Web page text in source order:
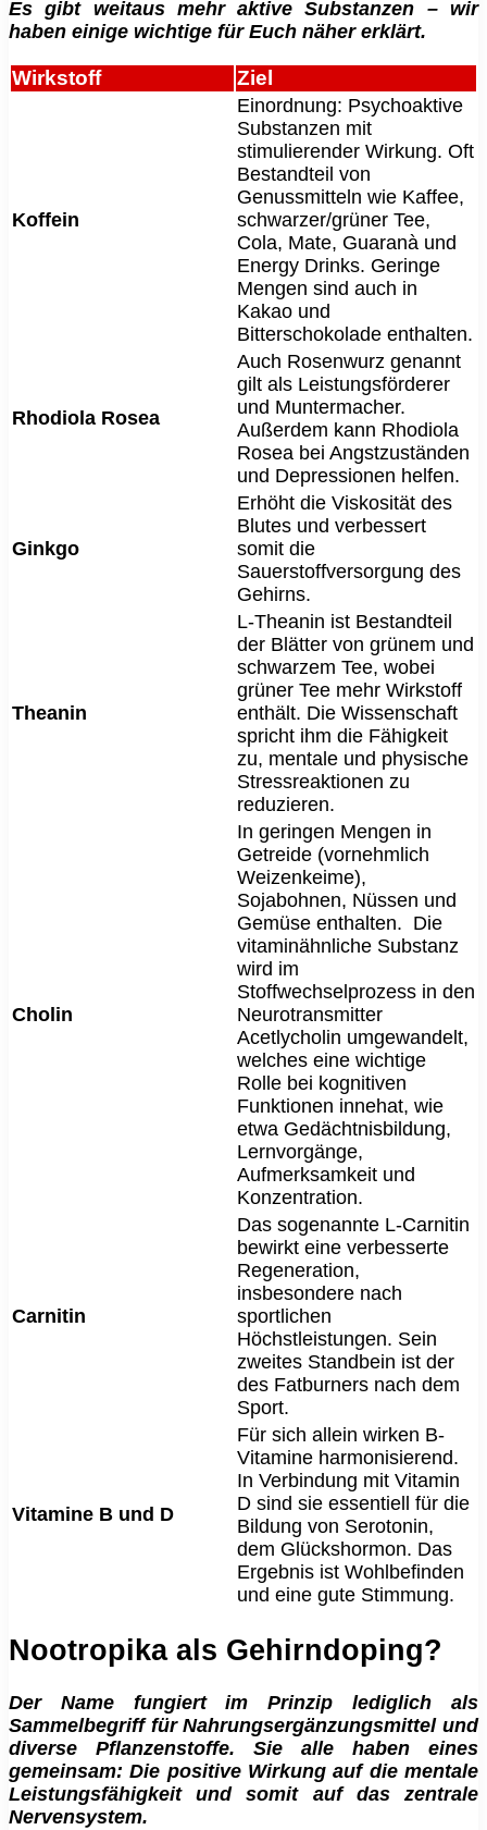
Es gibt weitaus mehr aktive Substanzen – wir
haben einige wichtige für Euch näher erklärt.
Wirkstoff Ziel
Koffein
Einordnung: Psychoaktive
Substanzen mit
stimulierender Wirkung. Oft
Bestandteil von
Genussmitteln wie Kaffee,
schwarzer/grüner Tee,
Cola, Mate, Guaranà und
Energy Drinks. Geringe
Mengen sind auch in
Kakao und
Bitterschokolade enthalten.
Rhodiola Rosea
Auch Rosenwurz genannt
gilt als Leistungsförderer
und Muntermacher.
Außerdem kann Rhodiola
Rosea bei Angstzuständen
und Depressionen helfen.
Ginkgo
Erhöht die Viskosität des
Blutes und verbessert
somit die
Sauerstoffversorgung des
Gehirns.
Theanin
L-Theanin ist Bestandteil
der Blätter von grünem und
schwarzem Tee, wobei
grüner Tee mehr Wirkstoff
enthält. Die Wissenschaft
spricht ihm die Fähigkeit
zu, mentale und physische
Stressreaktionen zu
reduzieren.
Cholin
In geringen Mengen in
Getreide (vornehmlich
Weizenkeime),
Sojabohnen, Nüssen und
Gemüse enthalten. Die
vitaminähnliche Substanz
wird im
Stoffwechselprozess in den
Neurotransmitter
Acetlycholin umgewandelt,
welches eine wichtige
Rolle bei kognitiven
Funktionen innehat, wie
etwa Gedächtnisbildung,
Lernvorgänge,
Aufmerksamkeit und
Konzentration.
Carnitin
Das sogenannte L-Carnitin
bewirkt eine verbesserte
Regeneration,
insbesondere nach
sportlichen
Höchstleistungen. Sein
zweites Standbein ist der
des Fatburners nach dem
Sport.
Vitamine B und D
Für sich allein wirken B-
Vitamine harmonisierend.
In Verbindung mit Vitamin
D sind sie essentiell für die
Bildung von Serotonin,
dem Glückshormon. Das
Ergebnis ist Wohlbefinden
und eine gute Stimmung.
Nootropika als Gehirndoping?
Der Name fungiert im Prinzip lediglich als
Sammelbegriff für Nahrungsergänzungsmittel und
diverse Pflanzenstoffe. Sie alle haben eines
gemeinsam: Die positive Wirkung auf die mentale
Leistungsfähigkeit und somit auf das zentrale
Nervensystem.